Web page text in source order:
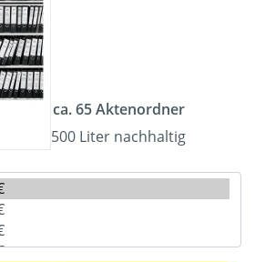
ca. 65 Aktenordner
500 Liter nachhaltig